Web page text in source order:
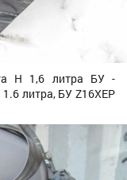
H 1,6 литра БУ -
литра, БУ Z16XEP